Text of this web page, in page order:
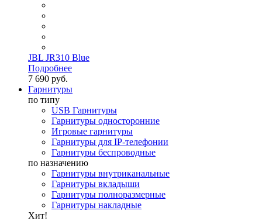
JBL JR310 Blue
Подробнее
7 690 руб.
Гарнитуры
по типу
USB Гарнитуры
Гарнитуры односторонние
Игровые гарнитуры
Гарнитуры для IP-телефонии
Гарнитуры беспроводные
по назначению
Гарнитуры внутриканальные
Гарнитуры вкладыши
Гарнитуры полноразмерные
Гарнитуры накладные
Хит!